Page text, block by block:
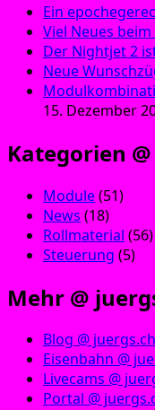
Ein
Viel Neues
Der Nightjet 2
Neue
15. Dezember
Kategorien
Module(51)
News (18)
Rollmaterial (56)
Steuerung (5)
Mehr @
Blog @ juergs.ch
Eisenbahn @
Livecams @
Portal @